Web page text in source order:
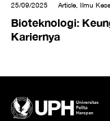
25/09/2025 Article, Ilmu
Bioteknologi:
Kariernya